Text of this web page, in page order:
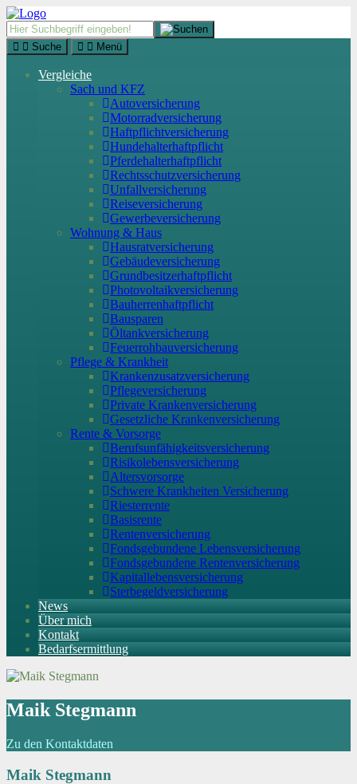
Suche Menü
Vergleiche
Sach und KFZ
Autoversicherung
Motorradversicherung
Haftpflichtversicherung
Hundehalterhaftpflicht
Pferdehalterhaftpflicht
Rechtsschutzversicherung
Unfallversicherung
Reiseversicherung
Gewerbeversicherung
Wohnung & Haus
Hausratversicherung
Gebäudeversicherung
Grundbesitzerhaftpflicht
Photovoltaikversicherung
Bauherrenhaftpflicht
Bausparen
Öltankversicherung
Feuerrohbauversicherung
Pflege & Krankheit
Krankenzusatzversicherung
Pflegeversicherung
Private Krankenversicherung
Gesetzliche Krankenversicherung
Rente & Vorsorge
Berufs­unfähigkeitsversicherung
Risikolebensversicherung
Altersvorsorge
Schwere Krankheiten Versicherung
Riesterrente
Basisrente
Rentenversicherung
Fondsgebundene Lebensversicherung
Fondsgebundene Rentenversicherung
Kapitallebensversicherung
Sterbegeldversicherung
News
Über mich
Kontakt
Bedarfsermittlung
Maik Stegmann
Zu den Kontaktdaten
Maik Stegmann